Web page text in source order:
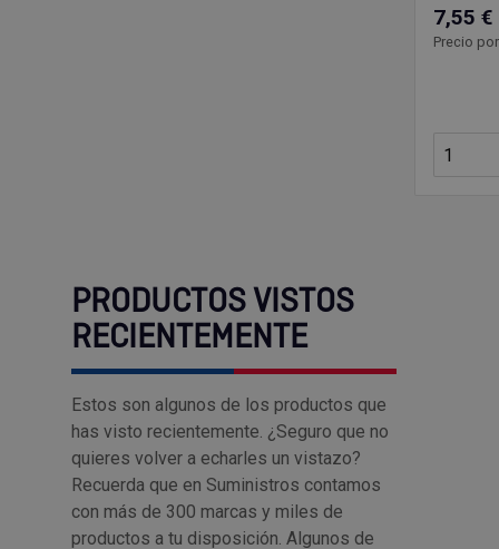
7,55 €
Precio
PRODUCTOS VISTOS
RECIENTEMENTE
Estos son algunos de los productos que
has visto recientemente. ¿Seguro que no
quieres volver a echarles un vistazo?
Recuerda que en Suministros contamos
con más de 300 marcas y miles de
productos a tu disposición. Algunos de